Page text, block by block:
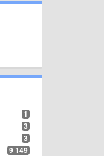
1
3
3
9 149